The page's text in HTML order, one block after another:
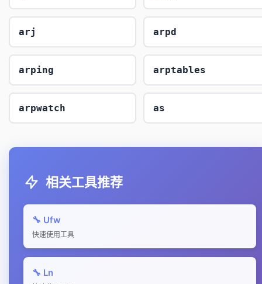
arj arpd
arping arptables
arpwatch as
相关工具推荐
🔧 Ufw
快速使用工具
🔧 Ln